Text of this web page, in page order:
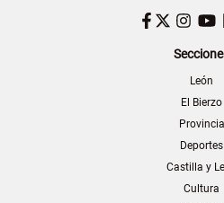
Facebook
Twitter
León
El Bierzo
Provincia
Deportes
Castilla y
Cultura